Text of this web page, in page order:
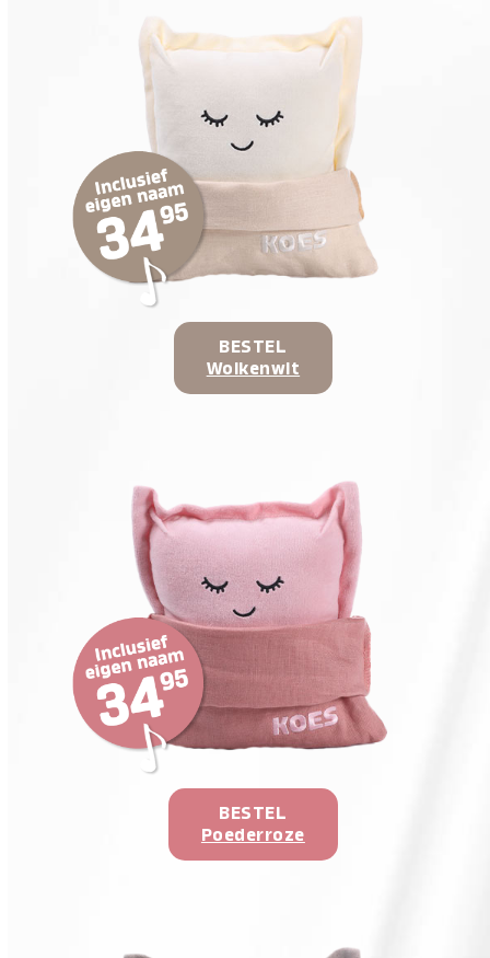
BESTEL
Wolkenwit
BESTEL
Poederroze